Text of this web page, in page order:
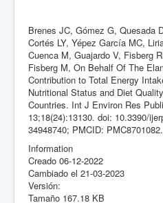
Brenes JC, Gómez G, Quesada
Cortés LY, Yépez García MC,
Cuenca M, Guajardo V, Fisberg
Fisberg M, On Behalf Of The
Contribution to Total Energy
Nutritional Status and Diet
Countries. Int J Environ Res
13;18(24):13130. doi: 10.3390/
34948740; PMCID: PMC8701082.
Information
Creado 06-12-2022
Cambiado el 21-03-2023
Versión:
Tamaño 167.18 KB